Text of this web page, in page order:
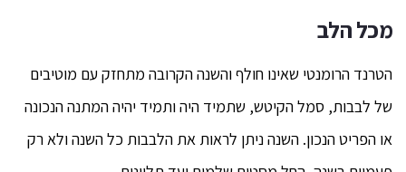
מכל הלב
הטרנד הרומנטי שאינו חולף והשנה הקרובה מתחזק עם מוטיבים
של לבבות, סמל הקיטש, שתמיד היה ותמיד יהיה המתנה הנכונה
או הפריט הנכון. השנה ניתן לראות את הלבבות כל השנה ולא רק